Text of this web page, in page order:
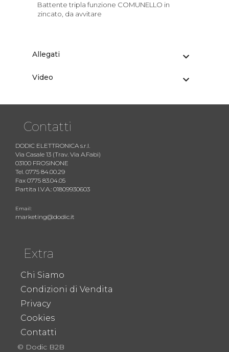
Battente tripla funzione COMUNELLO in
zincato, da avvitare
Allegati
Video
Contatti
DODIC ELETTRONICA s.r.l.
Via Casale 13 (Trav. Via A.Fabi)
03100 FROSINONE
Tel. 0775 84.00.29
Fax 0775 83.04.05
Partita I.V.A.: 01809930603
Email:
marketing@dodic.it
Extra
Chi Siamo
Condizioni di Vendita
Privacy
Cookies
Contatti
© Dodic B2B